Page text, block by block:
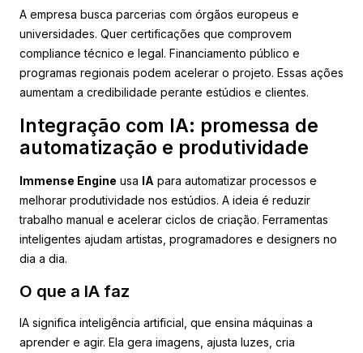
A empresa busca parcerias com órgãos europeus e
universidades. Quer certificações que comprovem
compliance técnico e legal. Financiamento público e
programas regionais podem acelerar o projeto. Essas ações
aumentam a credibilidade perante estúdios e clientes.
Integração com IA: promessa de
automatização e produtividade
Immense Engine usa IA para automatizar processos e
melhorar produtividade nos estúdios. A ideia é reduzir
trabalho manual e acelerar ciclos de criação. Ferramentas
inteligentes ajudam artistas, programadores e designers no
dia a dia.
O que a IA faz
IA significa inteligência artificial, que ensina máquinas a
aprender e agir. Ela gera imagens, ajusta luzes, cria